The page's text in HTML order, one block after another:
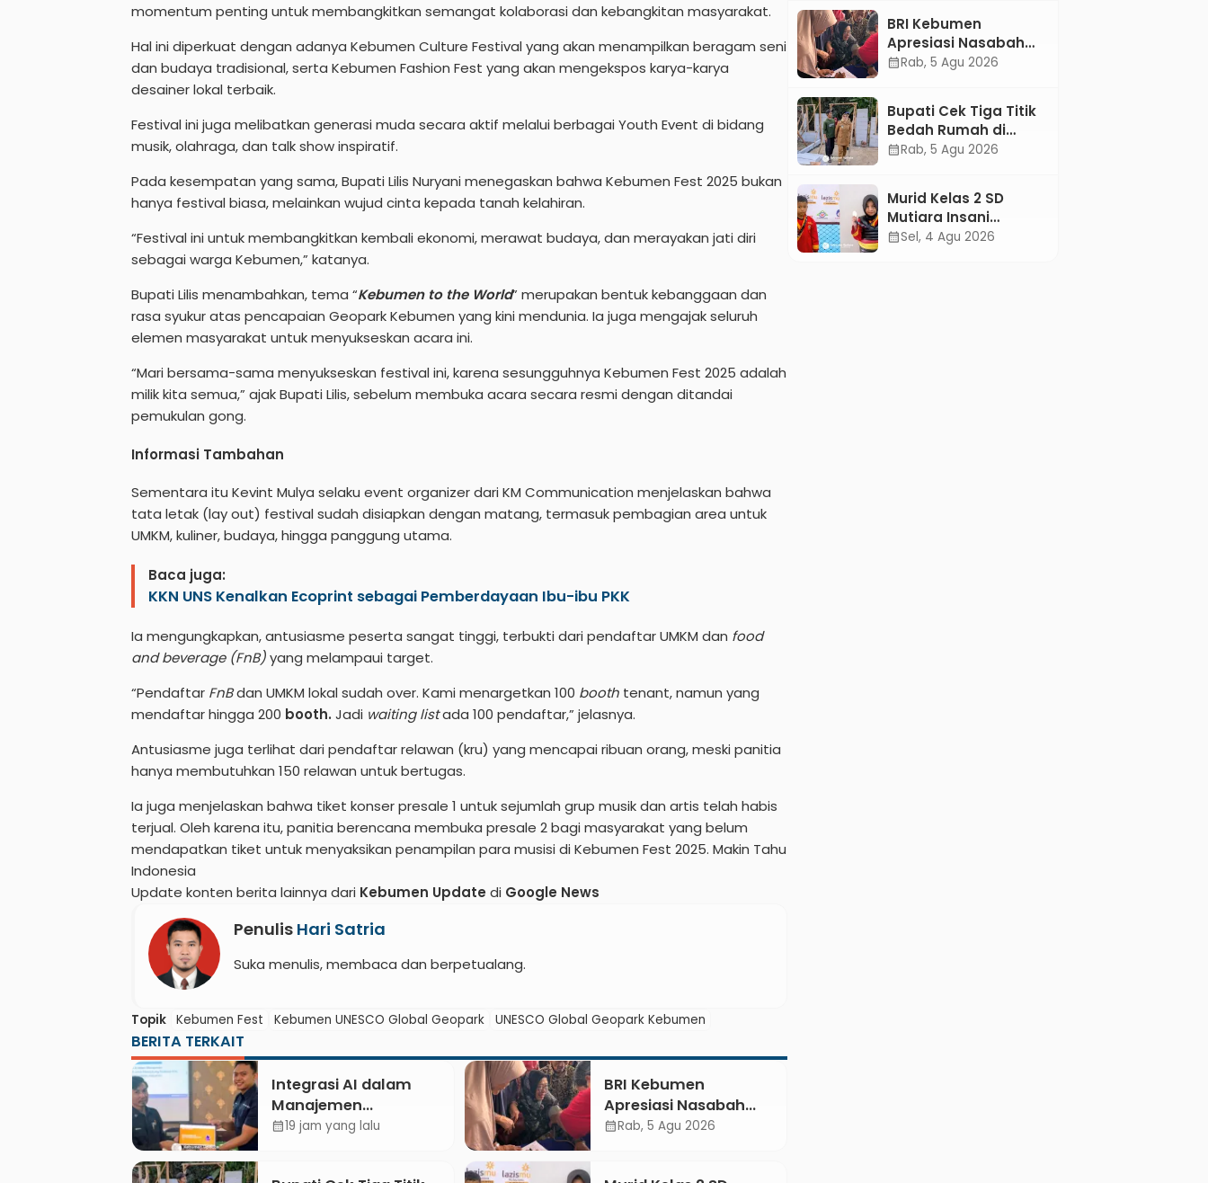
momentum penting untuk membangkitkan semangat kolaborasi dan kebangkitan masyarakat.
Hal ini diperkuat dengan adanya Kebumen Culture Festival yang akan menampilkan beragam seni
dan budaya tradisional, serta Kebumen Fashion Fest yang akan mengekspos karya-karya
desainer lokal terbaik.
Festival ini juga melibatkan generasi muda secara aktif melalui berbagai Youth Event di bidang
musik, olahraga, dan talk show inspiratif.
Pada kesempatan yang sama, Bupati Lilis Nuryani menegaskan bahwa Kebumen Fest 2025 bukan
hanya festival biasa, melainkan wujud cinta kepada tanah kelahiran.
“Festival ini untuk membangkitkan kembali ekonomi, merawat budaya, dan merayakan jati diri
sebagai warga Kebumen,” katanya.
Bupati Lilis menambahkan, tema “Kebumen to the World” merupakan bentuk kebanggaan dan
rasa syukur atas pencapaian Geopark Kebumen yang kini mendunia. Ia juga mengajak seluruh
elemen masyarakat untuk menyukseskan acara ini.
“Mari bersama-sama menyukseskan festival ini, karena sesungguhnya Kebumen Fest 2025 adalah
milik kita semua,” ajak Bupati Lilis, sebelum membuka acara secara resmi dengan ditandai
pemukulan gong.
Informasi Tambahan
Sementara itu Kevint Mulya selaku event organizer dari KM Communication menjelaskan bahwa
tata letak (lay out) festival sudah disiapkan dengan matang, termasuk pembagian area untuk
UMKM, kuliner, budaya, hingga panggung utama.
Baca juga:
KKN UNS Kenalkan Ecoprint sebagai Pemberdayaan Ibu-ibu PKK
Ia mengungkapkan, antusiasme peserta sangat tinggi, terbukti dari pendaftar UMKM dan food
and beverage (FnB)yang melampaui target.
“Pendaftar FnBdan UMKM lokal sudah over. Kami menargetkan 100 booth tenant, namun yang
mendaftar hingga 200 booth. Jadi waiting listada 100 pendaftar,” jelasnya.
Antusiasme juga terlihat dari pendaftar relawan (kru) yang mencapai ribuan orang, meski panitia
hanya membutuhkan 150 relawan untuk bertugas.
Ia juga menjelaskan bahwa tiket konser presale 1 untuk sejumlah grup musik dan artis telah habis
terjual. Oleh karena itu, panitia berencana membuka presale 2 bagi masyarakat yang belum
mendapatkan tiket untuk menyaksikan penampilan para musisi di Kebumen Fest 2025. Makin Tahu
Indonesia
Update konten berita lainnya dari Kebumen Update di Google News
Penulis Hari Satria
Suka menulis, membaca dan berpetualang.
Topik Kebumen Fest Kebumen UNESCO Global Geopark UNESCO Global Geopark Kebumen
BERITA TERKAIT
Integrasi AI dalam
Manajemen
Pendayagunaan ZIS
calendar_month19 jam yang lalu
BRI Kebumen
Apresiasi Nasabah
Pensiunan Melalui
calendar_monthRab, 5 Agu 2026
BRI Kebumen
Apresiasi Nasabah
Pensiunan Melalui
Hingga Sosialisasi
Otentikasi Taspen
calendar_monthRab, 5 Agu 2026
Bupati Cek Tiga Titik
Bedah Rumah di
Kebumen, Pastikan
calendar_monthRab, 5 Agu 2026
Murid Kelas 2 SD
Mutiara Insani
Muhammadiyah
calendar_monthSel, 4 Agu 2026